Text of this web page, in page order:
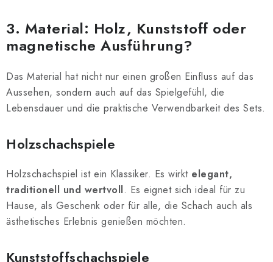
3. Material: Holz, Kunststoff oder
magnetische Ausführung?
Das Material hat nicht nur einen großen Einfluss auf das
Aussehen, sondern auch auf das Spielgefühl, die
Lebensdauer und die praktische Verwendbarkeit des Sets.
Holzschachspiele
Holzschachspiel ist ein Klassiker. Es wirkt elegant,
traditionell und wertvoll. Es eignet sich ideal für zu
Hause, als Geschenk oder für alle, die Schach auch als
ästhetisches Erlebnis genießen möchten.
Kunststoffschachspiele